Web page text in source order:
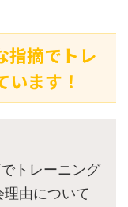
指摘でトレ
ます！
トレーニング
由について